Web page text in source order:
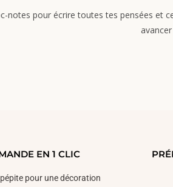
notes pour écrire toutes tes pensées et
EN 1 CLIC
pour une décoration